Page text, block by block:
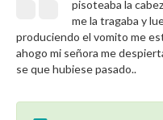
pisoteaba la
me la tragaba y
produciendo el vomito me
ahogo mi señora me
se que hubiese pasado..